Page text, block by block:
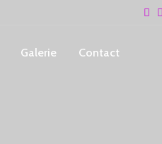
Galerie Contact